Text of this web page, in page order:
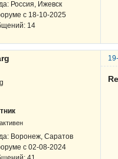
Россия, Ижевск
с 18-10-2025
14
Воронеж, Саратов
с 02-08-2024